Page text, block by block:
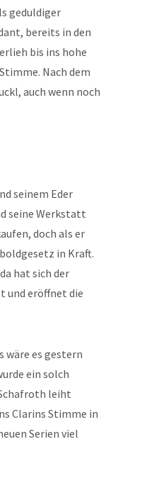
geduldiger
bereits in den
bis ins hohe
Nach dem
auch wenn noch
seinem Eder
seine Werkstatt
doch als er
in Kraft.
hat sich der
und eröffnet die
wäre es gestern
ein solch
leiht
Clarins Stimme in
Serien viel